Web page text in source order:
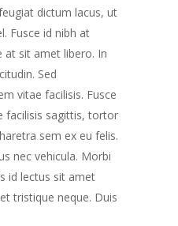
dictum lacus, ut
Fusce id nibh at
at sit amet libero. In
Sed
vitae facilisis. Fusce
facilisis sagittis, tortor
sem ex eu felis.
nec vehicula. Morbi
id lectus sit amet
tristique neque. Duis